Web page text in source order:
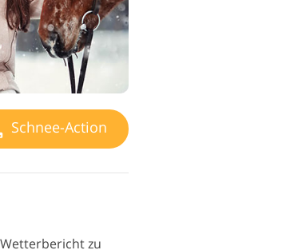
Schnee-Action
zu